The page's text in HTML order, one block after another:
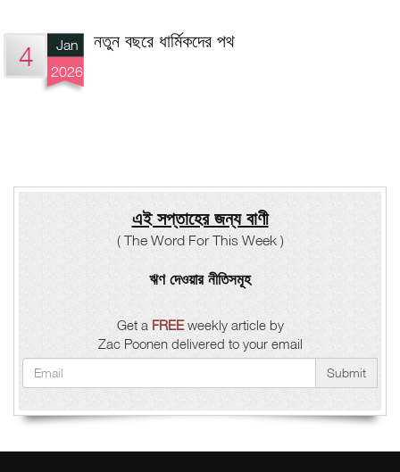
4
Jan
2026
নতুন বছরে ধার্মিকদের পথ
এই সপ্তাহের জন্য বাণী
( The Word For This Week )
ঋণ দেওয়ার নীতিসমূহ
Get a FREEweekly article by
Zac Poonen delivered to your email
Submit